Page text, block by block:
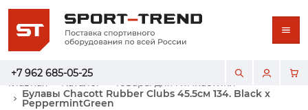
+7 962 685-05-25
Главная Каталог
Товары для гимнастики
Булавы Chacott Rubber Clubs 45.5см 134. Black x
PeppermintGreen